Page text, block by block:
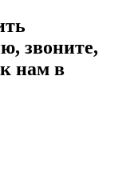
звоните,
нам в